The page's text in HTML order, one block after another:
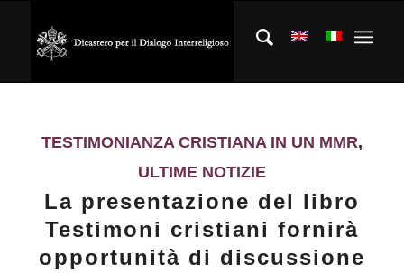
TESTIMONIANZA CRISTIANA IN UN MMR,
ULTIME NOTIZIE
La presentazione del libro
Testimoni cristiani fornirà
opportunità di discussione